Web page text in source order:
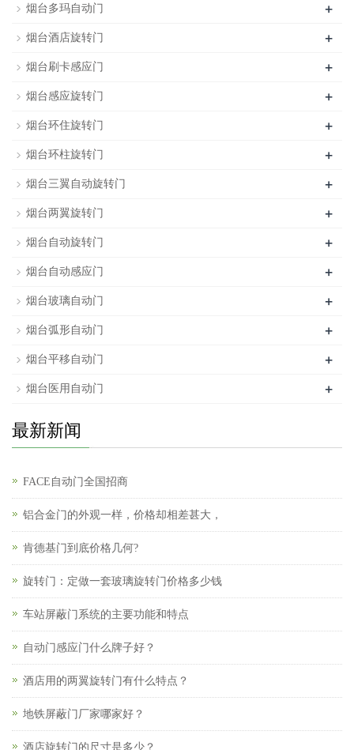
烟台多玛自动门 +
烟台酒店旋转门 +
烟台刷卡感应门 +
烟台感应旋转门 +
烟台环住旋转门 +
烟台环柱旋转门 +
烟台三翼自动旋转门 +
烟台两翼旋转门 +
烟台自动旋转门 +
烟台自动感应门 +
烟台玻璃自动门 +
烟台弧形自动门 +
烟台平移自动门 +
烟台医用自动门 +
最新新闻
FACE自动门全国招商
铝合金门的外观一样，价格却相差甚大，
肯德基门到底价格几何?
旋转门：定做一套玻璃旋转门价格多少钱
车站屏蔽门系统的主要功能和特点
自动门感应门什么牌子好？
酒店用的两翼旋转门有什么特点？
地铁屏蔽门厂家哪家好？
酒店旋转门的尺寸是多少？